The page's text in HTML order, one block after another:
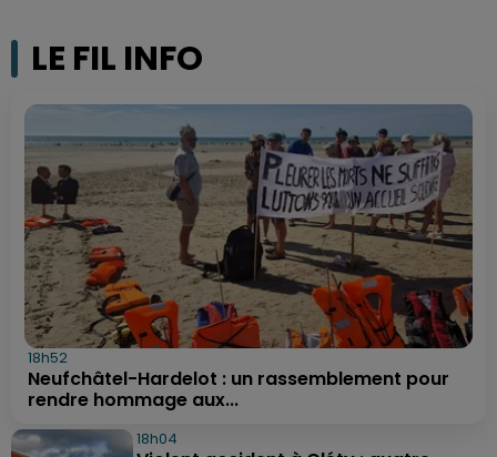
LE FIL INFO
18h52
Neufchâtel-Hardelot : un rassemblement pour
rendre hommage aux...
18h04